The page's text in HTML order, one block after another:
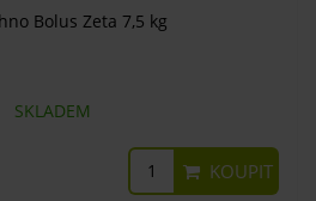
Bolus Zeta 7,5 kg
SKLADEM
KOUPIT